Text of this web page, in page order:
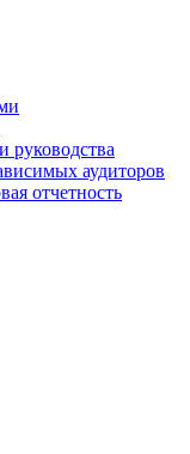
руководства
аудиторов
отчетность